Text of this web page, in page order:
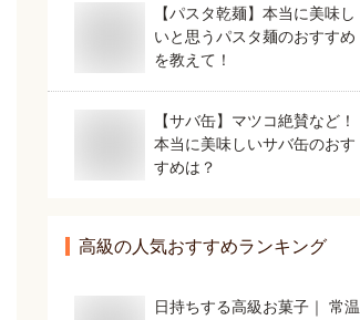
【パスタ乾麺】本当に美味し
いと思うパスタ麺のおすすめ
を教えて！
【サバ缶】マツコ絶賛など！
本当に美味しいサバ缶のおす
すめは？
高級の人気おすすめランキング
日持ちする高級お菓子｜ 常温